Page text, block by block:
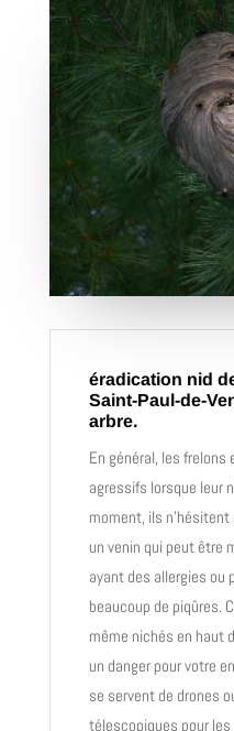
éradication nid
Saint-Paul-de-
arbre.
En général, les
agressifs lorsque leur
moment, ils
un venin qui peut être
ayant des allergies ou
beaucoup de piqûres.
même nichés en haut
un danger pour votre
se servent de drones
télescopiques pour